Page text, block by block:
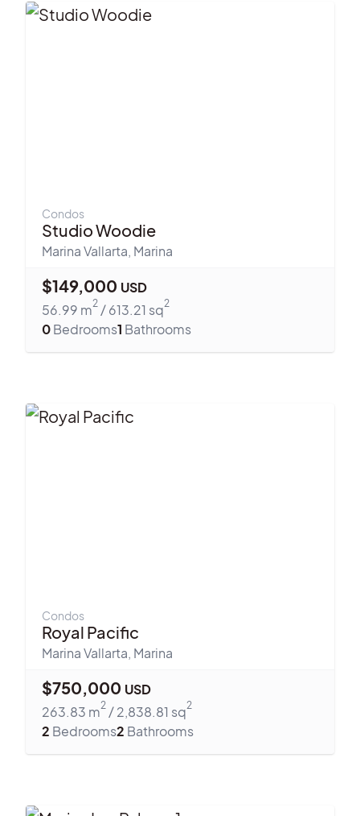
Condos
Studio Woodie
Marina Vallarta, Marina
$149,000 USD
56.99 m2 /613.21 sq2
0Bedrooms1 Bathrooms
Condos
Royal Pacific
Marina Vallarta, Marina
$750,000 USD
263.83 m2 /2,838.81 sq2
2 Bedrooms2 Bathrooms